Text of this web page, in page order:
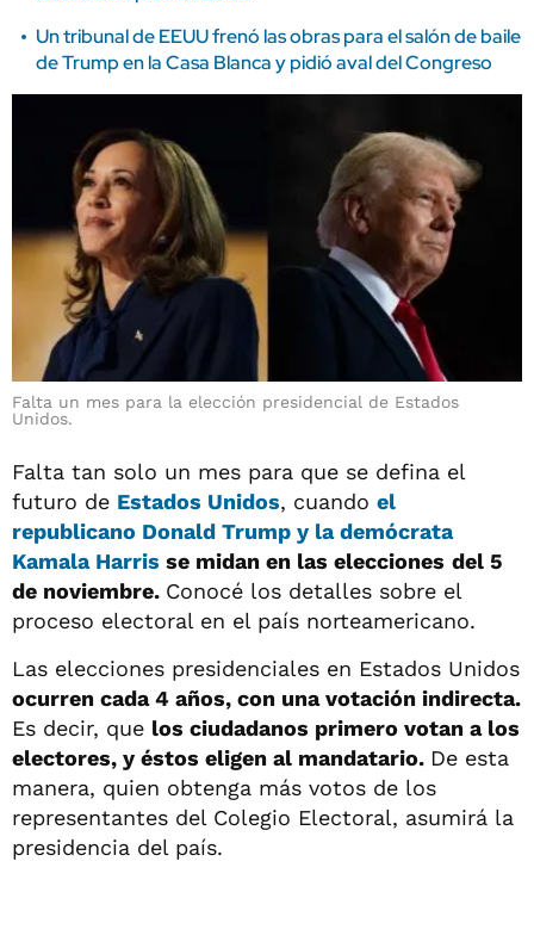
Un tribunal de EEUU frenó las obras para el salón de baile
de Trump en la Casa Blanca y pidió aval del Congreso
Falta un mes para la elección presidencial de Estados
Unidos.
Falta tan solo un mes para que se defina el
futuro de Estados Unidos, cuando el
republicano Donald Trump y la demócrata
Kamala Harris se midan en las elecciones del 5
de noviembre. Conocé los detalles sobre el
proceso electoral en el país norteamericano.
Las elecciones presidenciales en Estados Unidos
ocurren cada 4 años, con una votación indirecta.
Es decir, que los ciudadanos primero votan a los
electores, y éstos eligen al mandatario. De esta
manera, quien obtenga más votos de los
representantes del Colegio Electoral, asumirá la
presidencia del país.